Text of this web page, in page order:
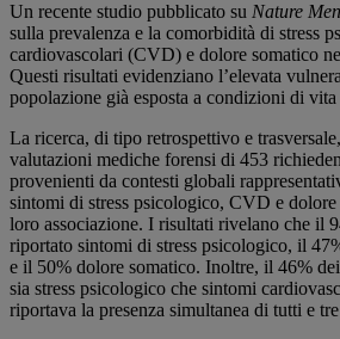
Un recente studio pubblicato su Nature
sulla prevalenza e la comorbidità di stress
cardiovascolari (CVD) e dolore somatico
Questi risultati evidenziano l’elevata
popolazione già esposta a condizioni di
La ricerca, di tipo retrospettivo e
valutazioni mediche forensi di 453
provenienti da contesti globali
sintomi di stress psicologico, CVD e dolore
loro associazione. I risultati rivelano che il
riportato sintomi di stress psicologico, il
e il 50% dolore somatico. Inoltre, il 46%
sia stress psicologico che sintomi
riportava la presenza simultanea di tutti e